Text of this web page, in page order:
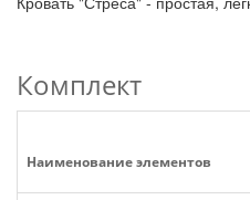
Комплект
Наименование элементов